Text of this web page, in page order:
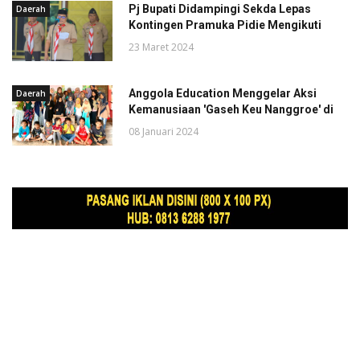
Daerah
Pj Bupati Didampingi Sekda Lepas
Kontingen Pramuka Pidie Mengikuti
23 Maret 2024
Daerah
Anggola Education Menggelar Aksi
Kemanusiaan 'Gaseh Keu Nanggroe' di
08 Januari 2024